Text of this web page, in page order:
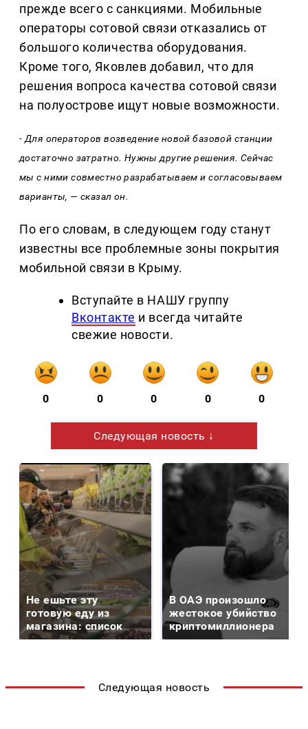
прежде всего с санкциями. Мобильные
операторы сотовой связи отказались от
большого количества оборудования.
Кроме того, Яковлев добавил, что для
решения вопроса качества сотовой связи
на полуострове ищут новые возможности.
- Для операторов возведение новой базовой станции
достаточно затратно. Нужны другие решения. Сейчас
мы с ними совместно разрабатываем и согласовываем
варианты, — сказал он.
По его словам, в следующем году станут
известны все проблемные зоны покрытия
мобильной связи в Крыму.
Вступайте в НАШУ группу
Вконтакте и всегда читайте
свежие новости.
0 0 0 0 0
Следующая новость ↓
Не ешьте эту
готовую еду из
магазина: список
В ОАЭ произошло
жестокое убийство
криптомиллионера
Следующая новость